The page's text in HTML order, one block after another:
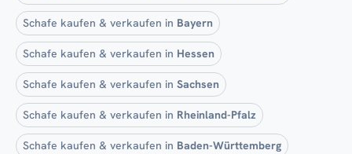
Schafe kaufen & verkaufen in Bayern
Schafe kaufen & verkaufen in Hessen
Schafe kaufen & verkaufen in Sachsen
Schafe kaufen & verkaufen in Rheinland-Pfalz
Schafe kaufen & verkaufen in Baden-Württemberg